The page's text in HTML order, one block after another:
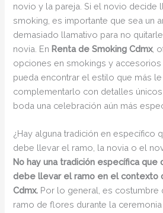
novio y la pareja. Si el novio decide
smoking, es importante que sea un
demasiado llamativo para no
novia. En Renta de Smoking Cdmx,
opciones en smokings y
pueda encontrar el estilo que más
complementarlo con detalles
boda una celebración aún más
¿Hay alguna tradición en específico
debe llevar el ramo, la novia o el
No hay una tradición específica
debe llevar el ramo en el contexto
Cdmx. Por lo general, es costumbre
ramo de flores durante la